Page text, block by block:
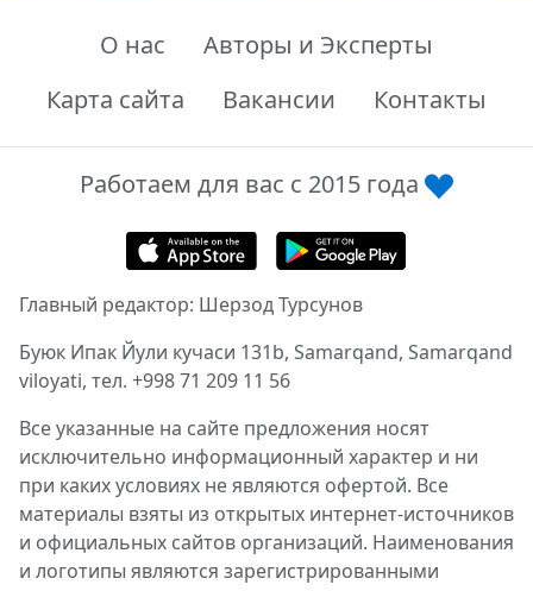
О нас
Авторы и Эксперты
Карта сайта
Вакансии Контакты
Работаем для вас с 2015 года
Главный редактор: Шерзод Турсунов
Буюк Ипак Йули кучаси 131b, Samarqand, Samarqand
viloyati, тел. +998 71 209 11 56
Все указанные на сайте предложения носят
исключительно информационный характер и ни
при каких условиях не являются офертой. Все
материалы взяты из открытых интернет-источников
и официальных сайтов организаций. Наименования
и логотипы являются зарегистрированными